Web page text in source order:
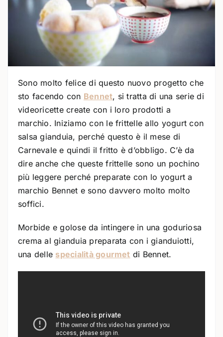
Sono molto felice di questo nuovo progetto che
sto facendo con Bennet, si tratta di una serie di
videoricette create con i loro prodotti a
marchio. Iniziamo con le frittelle allo yogurt con
salsa gianduia, perché questo è il mese di
Carnevale e quindi il fritto è d’obbligo. C’è da
dire anche che queste frittelle sono un pochino
più leggere perché preparate con lo yogurt a
marchio Bennet e sono davvero molto molto
soffici.
Morbide e golose da intingere in una goduriosa
crema al gianduia preparata con i gianduiotti,
una delle specialità gourmet di Bennet.